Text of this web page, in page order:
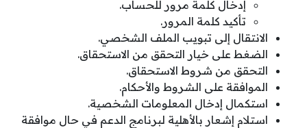
إدخال كلمة مرور للحساب.
تأكيد كلمة المرور.
الانتقال إلى تبويب الملف الشخصي.
الضغط على خيار التحقق من الاستحقاق.
التحقق من شروط الاستحقاق.
الموافقة على الشروط والأحكام.
استكمال إدخال المعلومات الشخصية.
استلام إشعار بالأهلية لبرنامج الدعم في حال موافقة